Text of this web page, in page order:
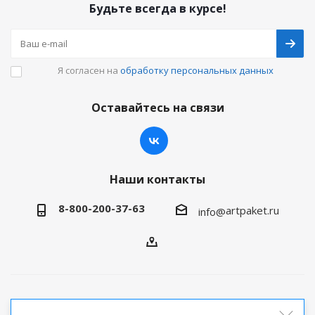
Будьте всегда в курсе!
Я согласен на обработку персональных данных
Оставайтесь на связи
Наши контакты
8-800-200-37-63 info@artpaket.ru